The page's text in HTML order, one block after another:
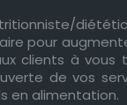
pour
clients à vous
de vos
en alimentation.